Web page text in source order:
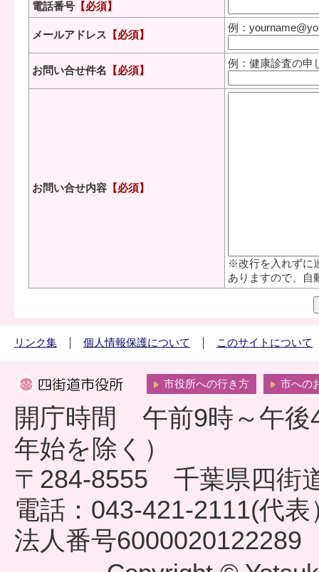
電話番号 【必須】
メールアドレス 【必須】
例：
お問い合せ件名 【必須】
例：健康診査の申
お問い合せ内容 【必須】
※改行を入れずに
ありますので、自
リンク集 個人情報保護について このサイトについて
市役所への行き方 市への
開庁時間 午前9時～午後
年始を除く）
〒284-8555 千葉県四街
電話：043-421-2111(代表
法人番号6000020122289